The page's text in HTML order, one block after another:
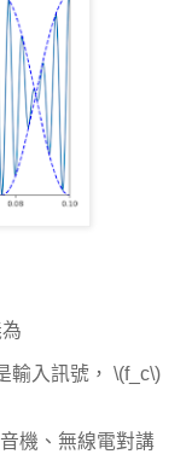
輸入訊號， \(f_c\)
機、無線電對講